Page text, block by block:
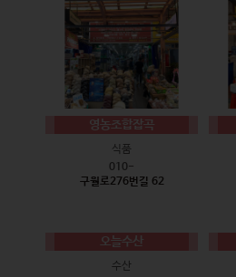
영농조합잡곡
식품
010-
구월로276번길 62
오늘수산
수산